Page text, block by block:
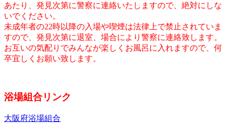
あたり、発見次第に警察に連絡いたしますので、絶対にしな
いでください。
未成年者の22時以降の入場や喫煙は法律上で禁止されていま
すので、発見次第に退室、場合により警察に連絡致します。
お互いの気配りでみんなが楽しくお風呂に入れますので、何
卒宜しくお願い致します。
浴場組合リンク
大阪府浴場組合